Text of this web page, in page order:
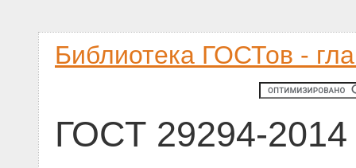
Библиотека ГОСТов -
ГОСТ 29294-2014